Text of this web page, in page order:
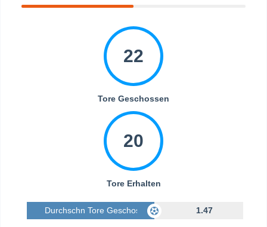
22
Tore Geschossen
20
Tore Erhalten
Durchschn Tore Geschossen 1.47